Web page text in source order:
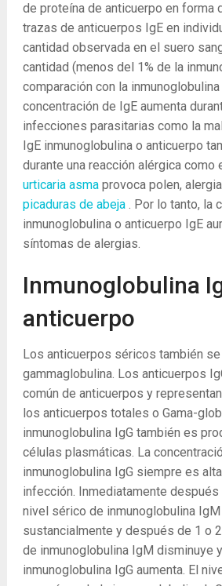
de proteína de anticuerpo en forma
trazas de anticuerpos IgE en
cantidad observada en el suero
cantidad (menos del 1% de la
comparación con la
concentración de IgE aumenta
infecciones parasitarias como la
IgE inmunoglobulina o anticuerpo
durante una reacción alérgica como
urticaria asma provoca polen,
picaduras de abeja . Por lo tanto, la
inmunoglobulina o anticuerpo IgE
síntomas de alergias.
Inmunoglobulina
anticuerpo
Los anticuerpos séricos también
gammaglobulina. Los anticuerpos
común de anticuerpos y
los anticuerpos totales o Gama-
inmunoglobulina IgG también es
células plasmáticas. La
inmunoglobulina IgG siempre es
infección. Inmediatamente
nivel sérico de inmunoglobulina IgM
sustancialmente y después de 1 o
de inmunoglobulina IgM disminuye
inmunoglobulina IgG aumenta. El